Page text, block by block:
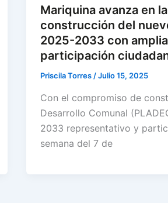
Mariquina avanza en la
construcción del
2025-2033 con amplia
participación
Priscila Torres/Julio 15, 2025
Con el compromiso de
Desarrollo Comunal
2033 representativo y
semana del 7 de